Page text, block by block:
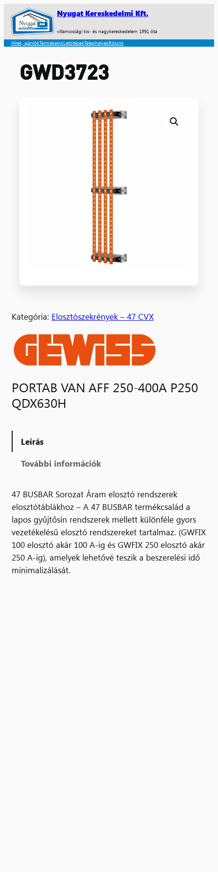
Nyugat Kereskedelmi Kft.
villamossági kis- és nagykereskedelem 1991 óta
Hírek, ajánlókTermékeinkLetöltésekTelephelyekRólunk
GWD3723
Kategória: Elosztószekrények – 47 CVX
PORTAB VAN AFF 250-400A P250
QDX630H
Leírás
További információk
47 BUSBAR Sorozat Áram elosztó rendszerek
elosztótáblákhoz – A 47 BUSBAR termékcsalád a
lapos gyűjtősín rendszerek mellett különféle gyors
vezetékelésű elosztó rendszereket tartalmaz. (GWFIX
100 elosztó akár 100 A-ig és GWFIX 250 elosztó akár
250 A-ig), amelyek lehetővé teszik a beszerelési idő
minimalizálását.